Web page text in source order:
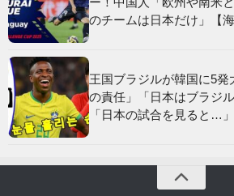
のチームは日本だけ」【海
王国ブラジルが韓国に5発
の責任」「日本はブラジ
「日本の試合を見ると…